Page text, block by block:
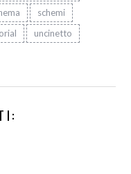
schemi
uncinetto